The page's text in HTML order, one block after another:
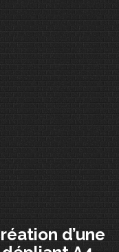
d’une